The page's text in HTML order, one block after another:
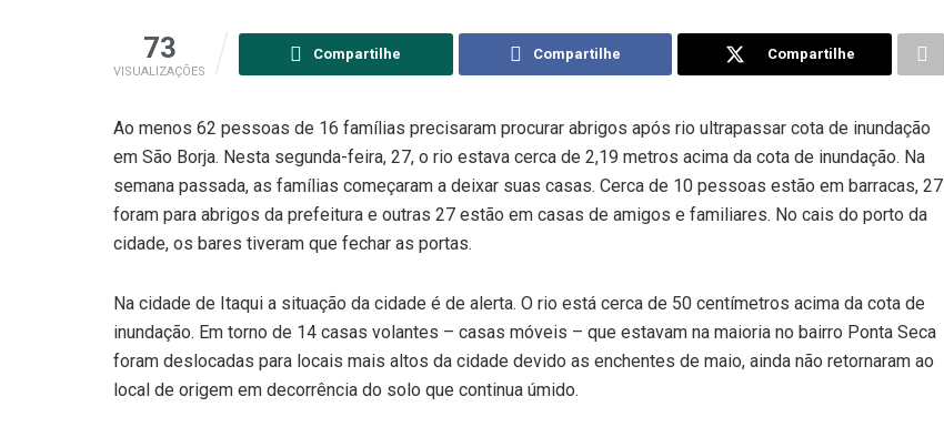
73
VISUALIZAÇÕES
Compartilhe Compartilhe Compartilhe
Ao menos 62 pessoas de 16 famílias precisaram procurar abrigos após rio ultrapassar cota de inundação
em São Borja. Nesta segunda-feira, 27, o rio estava cerca de 2,19 metros acima da cota de inundação. Na
semana passada, as famílias começaram a deixar suas casas. Cerca de 10 pessoas estão em barracas, 27
foram para abrigos da prefeitura e outras 27 estão em casas de amigos e familiares. No cais do porto da
cidade, os bares tiveram que fechar as portas.
Na cidade de Itaqui a situação da cidade é de alerta. O rio está cerca de 50 centímetros acima da cota de
inundação. Em torno de 14 casas volantes – casas móveis – que estavam na maioria no bairro Ponta Seca
foram deslocadas para locais mais altos da cidade devido as enchentes de maio, ainda não retornaram ao
local de origem em decorrência do solo que continua úmido.